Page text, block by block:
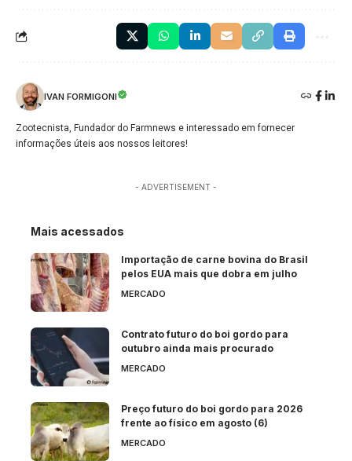
IVAN FORMIGONI
Zootecnista, Fundador do Farmnews e interessado em fornecer
informações úteis aos nossos leitores!
- ADVERTISEMENT -
Mais acessados
Importação de carne bovina do Brasil
pelos EUA mais que dobra em julho
MERCADO
Contrato futuro do boi gordo para
outubro ainda mais procurado
MERCADO
Preço futuro do boi gordo para 2026
frente ao físico em agosto (6)
MERCADO